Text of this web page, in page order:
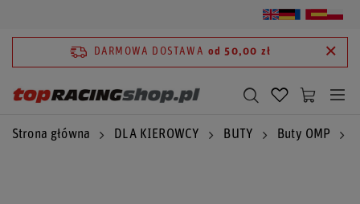
DARMOWA DOSTAWA od 50,00 zł
Strona główna DLA KIEROWCY BUTY Buty OMP